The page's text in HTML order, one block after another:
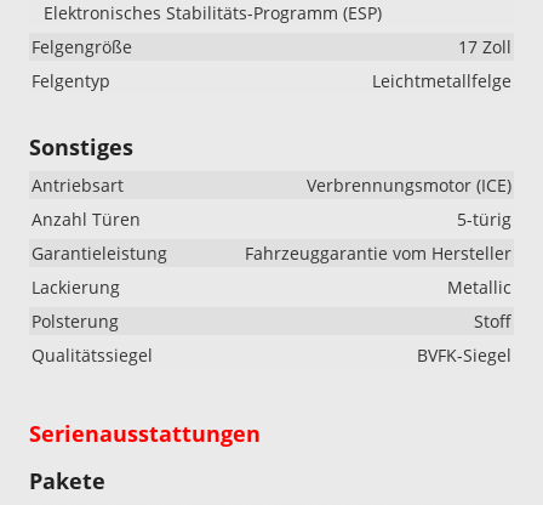
Elektronisches Stabilitäts-Programm (ESP)
Felgengröße
17 Zoll
Felgentyp
Leichtmetallfelge
Sonstiges
Antriebsart
Verbrennungsmotor (ICE)
Anzahl Türen
5-türig
Garantieleistung
Fahrzeuggarantie vom Hersteller
Lackierung
Metallic
Polsterung
Stoff
Qualitätssiegel
BVFK-Siegel
Serienausstattungen
Pakete